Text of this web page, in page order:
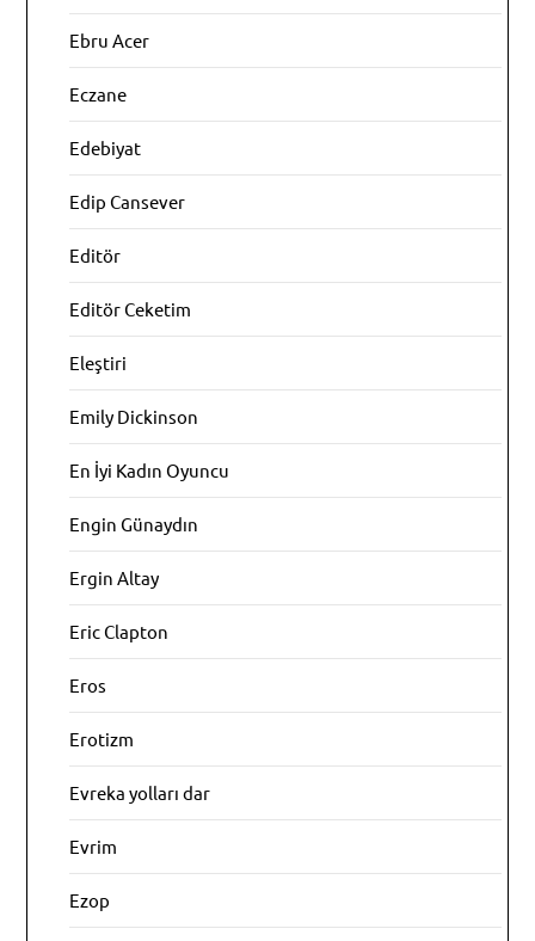
Ebru Acer
Eczane
Edebiyat
Edip Cansever
Editör
Editör Ceketim
Eleştiri
Emily Dickinson
En İyi Kadın Oyuncu
Engin Günaydın
Ergin Altay
Eric Clapton
Eros
Erotizm
Evreka yolları dar
Evrim
Ezop